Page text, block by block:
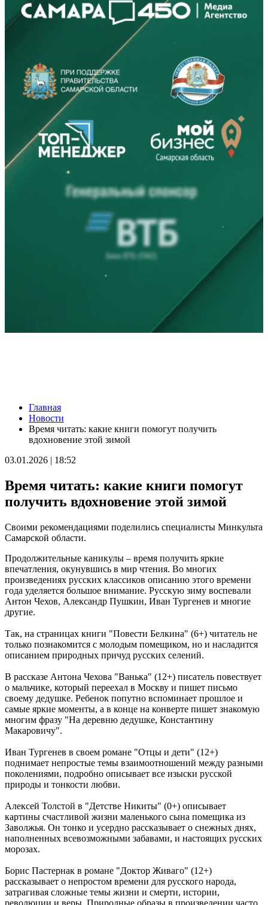
Эксперт: несвежий кефир опасен при беременности
10.08.2026 | 13:03
В Самаре возбудили уголовное дело из-за столкновения двух
От боя – к делу, от молчания – к диалогу: лекции общества
области
10.08.2026 | 12:41
Хотела помочь подруге: в Борском районе сельчанку без прав
10.08.2026 | 12:24
В центре Сызрани на два дня отключат горячую воду
"Серебряные" волонтеры из Похвистнева передали масксети
для бойцов СВО
10.08.2026 | 12:04
В Самаре 10 августа на нескольких улицах отключат
холодную воду
10.08.2026 | 11:51
10.08.2026 | 11:40
За сутки в Самарской области потушили 15 пожаров и спасли
8 человек
Вячеслав Федорищев принес глубочайшие соболезнования
жителям Республики Татарстан
10.08.2026 | 11:38
В Отрадном обсудили меры поддержки военнослужащих и их
родных
10.08.2026 | 11:36
маршруты
10.08.2026 | 11:29
В Тольятти ливень побил рекорд 36-летней давности
10.08.2026 | 11:28
настроиться на учебу
10.08.2026 | 11:03
Самарские врачи первыми в мире прооперировали череп 101-
летнему пациенту
10.08.2026 | 11:02
стройотрасли
10.08.2026 | 10:56
Овощеводы Самарской области — в разгаре уборочной
Главная
Новости
Время читать: какие книги помогут получить
вдохновение этой зимой
03.01.2026 | 18:52
Время читать: какие книги помогут
получить вдохновение этой зимой
Своими рекомендациями поделились специалисты Минкульта
Самарской области.
Продолжительные каникулы – время получить яркие
впечатления, окунувшись в мир чтения. Во многих
произведениях русских классиков описанию этого времени
года уделяется большое внимание. Русскую зиму воспевали
Антон Чехов, Александр Пушкин, Иван Тургенев и многие
другие.
Так, на страницах книги "Повести Белкина" (6+) читатель не
только познакомится с молодым помещиком, но и насладится
описанием природных причуд русских селений.
В рассказе Антона Чехова "Ванька" (12+) писатель повествует
о мальчике, который переехал в Москву и пишет письмо
своему дедушке. Ребенок попутно вспоминает прошлое и
самые яркие моменты, а в конце на конверте пишет знакомую
многим фразу "На деревню дедушке, Константину
Макаровичу".
Иван Тургенев в своем романе "Отцы и дети" (12+)
поднимает непростые темы взаимоотношений между разными
поколениями, подробно описывает все изыски русской
природы и тонкости любви.
Алексей Толстой в "Детстве Никиты" (0+) описывает
картины счастливой жизни маленького сына помещика из
Заволжья. Он тонко и усердно рассказывает о снежных днях,
наполненных всевозможными забавами, и настоящих русских
морозах.
Борис Пастернак в романе "Доктор Живаго" (12+)
рассказывает о непростом времени для русского народа,
затрагивая сложные темы жизни и смерти, истории,
революции и веры. Природные образы в произведении часто